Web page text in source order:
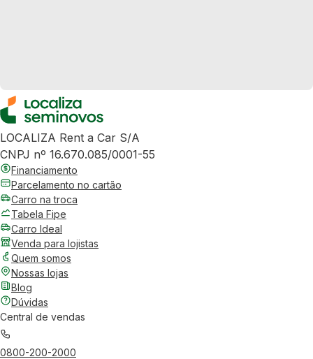
LOCALIZA Rent a Car S/A
CNPJ nº 16.670.085/0001-55
Financiamento
Parcelamento no cartão
Carro na troca
Tabela Fipe
Carro Ideal
Venda para lojistas
Quem somos
Nossas lojas
Blog
Dúvidas
Central de vendas
0800-200-2000